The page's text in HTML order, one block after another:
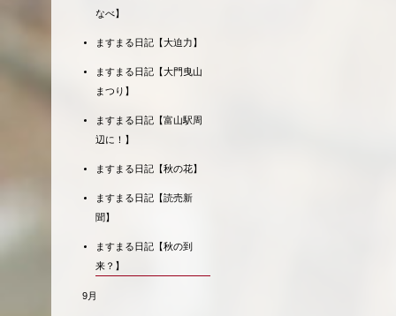
なべ】
ますまる日記【大迫力】
ますまる日記【大門曳山
まつり】
ますまる日記【富山駅周
辺に！】
ますまる日記【秋の花】
ますまる日記【読売新
聞】
ますまる日記【秋の到
来？】
9月